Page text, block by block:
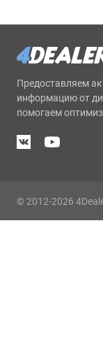
Предоставляем
информацию от
помогаем
© 2012-2026